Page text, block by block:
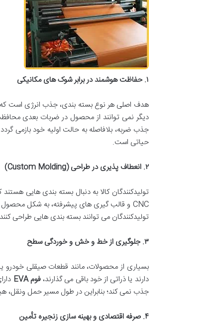
۱. حفاظت هوشمند در برابر شوک های مکانیکی
هدف اصلی هر نوع بسته بندی، جذب انرژی است
دیگر نمی توانند از محصول در ضربات بعدی
جذب ضربه، بلافاصله به حالت اولیه خود بازمی
حیاتی است.
۲. انعطاف پذیری در طراحی (Custom Molding)
تولیدکنندگان کالا به دنبال بسته بندی هایی
CNC و قالب گیری های پیشرفته، به شکل محصول درمی آید. این ویژگی در محصولات
تولیدکنندگان می توانند بسته بندی هایی طراحی
۳. جلوگیری از خط و خش و خوردگی سطح
بسیاری از محصولات، مانند قطعات صیقلی خودرو
دارند یا ذراتی از خود باقی می گذارند،فوم EVA
جذب نمی کند؛ بنابراین در طول مسیر حمل ونقل،
۴. صرفه اقتصادی و بهینه سازی زنجیره تأمین